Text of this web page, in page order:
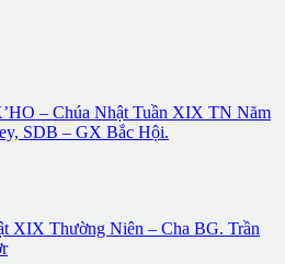
– Chúa Nhật Tuần XIX TN Năm
SDB – GX Bắc Hội.
XIX Thường Niên – Cha BG. Trần